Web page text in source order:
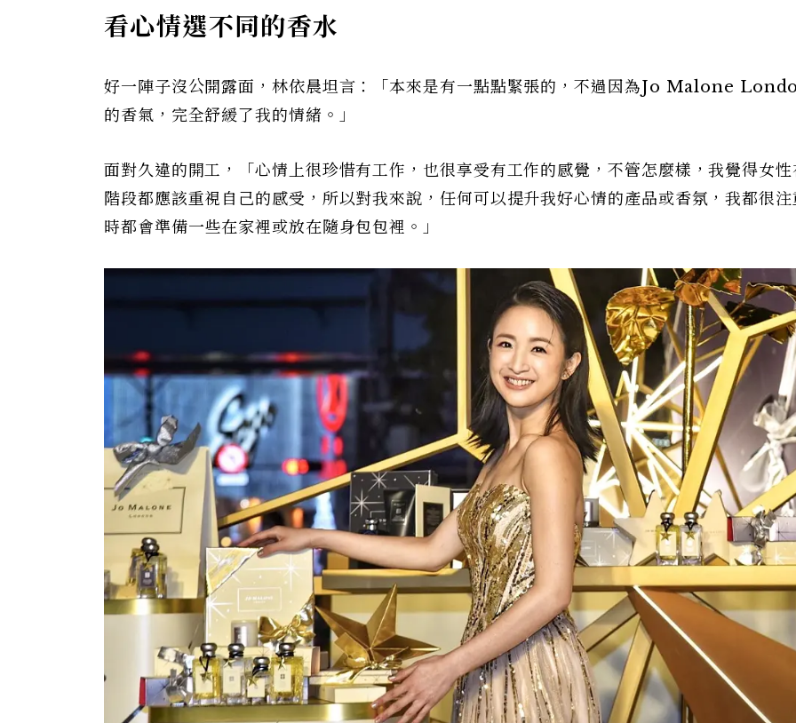
看心情選不同的香水
好一陣子沒公開露面，林依晨坦言：「本來是有一點點緊張的，不過因為Jo Malone
的香氣，完全舒緩了我的情緒。」
面對久違的開工，「心情上很珍惜有工作，也很享受有工作的感覺，不管怎麼樣，我覺得女
階段都應該重視自己的感受，所以對我來說，任何可以提升我好心情的產品或香氛，我都很
時都會準備一些在家裡或放在隨身包包裡。」